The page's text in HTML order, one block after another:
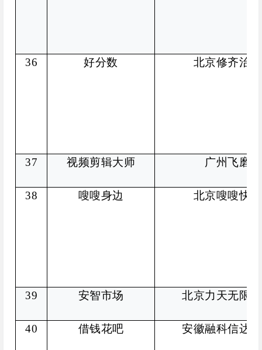
36 好分数 北京修齐治
37 视频剪辑大师 广州飞磨
38 嗖嗖身边 北京嗖嗖快
39 安智市场 北京力天无限
40 借钱花吧 安徽融科信达